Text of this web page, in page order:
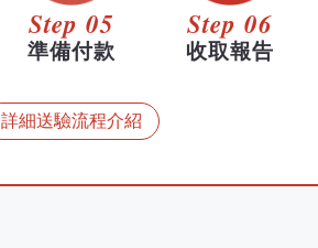
Step 05
準備付款
Step 06
收取報告
詳細送驗流程介紹